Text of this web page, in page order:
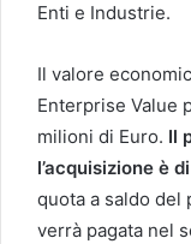
Enti e Industrie.
Il valore
Enterprise Value
milioni di Euro. Il
l’acquisizione è
quota a saldo del
verrà pagata nel